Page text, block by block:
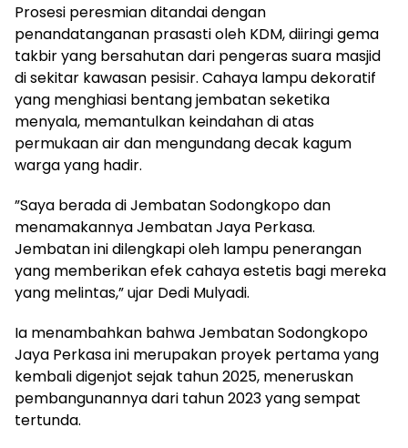
​Prosesi peresmian ditandai dengan
penandatanganan prasasti oleh KDM, diiringi gema
takbir yang bersahutan dari pengeras suara masjid
di sekitar kawasan pesisir. Cahaya lampu dekoratif
yang menghiasi bentang jembatan seketika
menyala, memantulkan keindahan di atas
permukaan air dan mengundang decak kagum
warga yang hadir.
​”Saya berada di Jembatan Sodongkopo dan
menamakannya Jembatan Jaya Perkasa.
Jembatan ini dilengkapi oleh lampu penerangan
yang memberikan efek cahaya estetis bagi mereka
yang melintas,” ujar Dedi Mulyadi.
​Ia menambahkan bahwa Jembatan Sodongkopo
Jaya Perkasa ini merupakan proyek pertama yang
kembali digenjot sejak tahun 2025, meneruskan
pembangunannya dari tahun 2023 yang sempat
tertunda.